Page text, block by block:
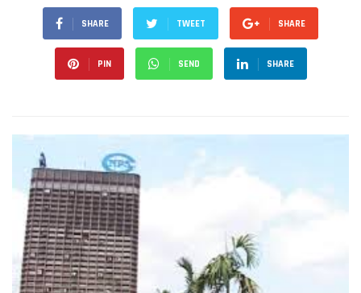
SHARE TWEET SHARE
PIN SEND SHARE